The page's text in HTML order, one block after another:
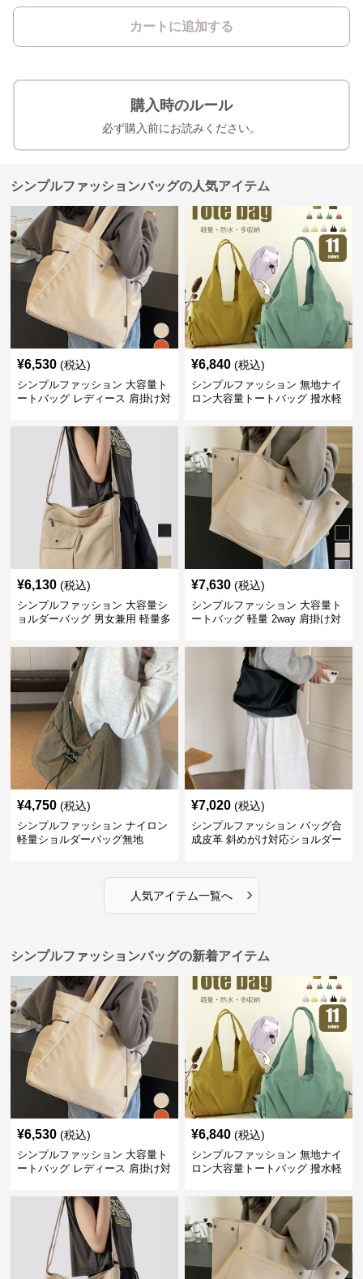
カートに追加する
購入時のルール
必ず購入前にお読みください。
シンプルファッションバッグの人気アイテム
¥6,530 (税込)
シンプルファッション 大容量ト
ートバッグ レディース 肩掛け対
¥6,840 (税込)
シンプルファッション 無地ナイ
ロン大容量トートバッグ 撥水軽
¥6,130 (税込)
シンプルファッション 大容量シ
ョルダーバッグ 男女兼用 軽量多
¥7,630 (税込)
シンプルファッション 大容量ト
ートバッグ 軽量 2way 肩掛け対
¥4,750 (税込)
シンプルファッション ナイロン
軽量ショルダーバッグ無地
¥7,020 (税込)
シンプルファッション バッグ合
成皮革 斜めがけ対応ショルダー
人気アイテム一覧へ ›
シンプルファッションバッグの新着アイテム
¥6,530 (税込)
シンプルファッション 大容量ト
ートバッグ レディース 肩掛け対
¥6,840 (税込)
シンプルファッション 無地ナイ
ロン大容量トートバッグ 撥水軽